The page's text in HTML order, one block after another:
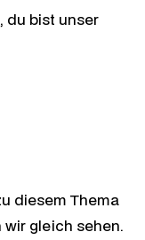
du bist unser
diesem Thema
gleich sehen.